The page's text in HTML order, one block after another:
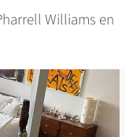
Williams en